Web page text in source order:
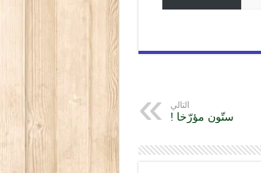
التالي
ستّون مؤرّخا !